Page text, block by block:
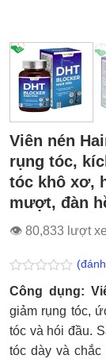
Viên nén
rụng tóc,
tóc khô xơ,
mượt, đàn
👁 80,833 lượt
Được
xếp
hạng
0.0
5
sao
Công dụng:
giảm rụng tóc,
tóc và hói đầu.
tóc dày và